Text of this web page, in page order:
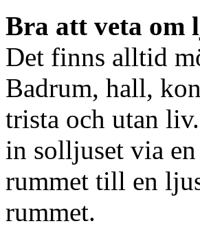
Bra att veta om
Det finns alltid
Badrum, hall,
trista och utan
in solljuset via
rummet till en
rummet.